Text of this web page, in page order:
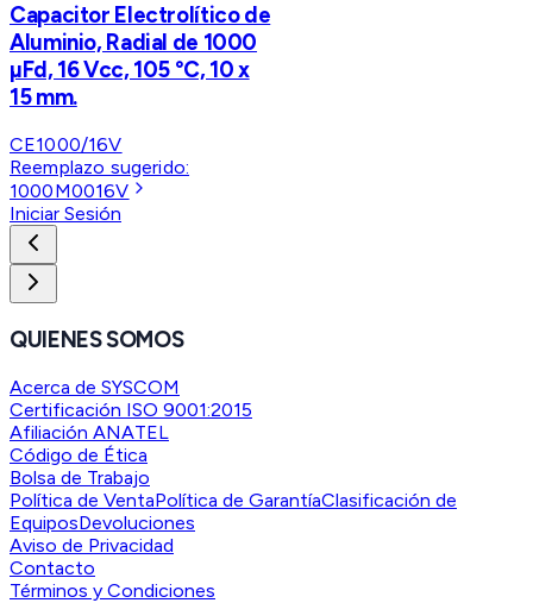
Capacitor Electrolítico de
Aluminio, Radial de 1000
µFd, 16 Vcc, 105 °C, 10 x
15 mm.
CE1000/16V
Reemplazo sugerido:
1000M0016V
Iniciar Sesión
QUIENES SOMOS
Acerca de SYSCOM
Certificación ISO 9001:2015
Afiliación ANATEL
Código de Ética
Bolsa de Trabajo
Política de VentaPolítica de GarantíaClasificación de
EquiposDevoluciones
Aviso de Privacidad
Contacto
Términos y Condiciones